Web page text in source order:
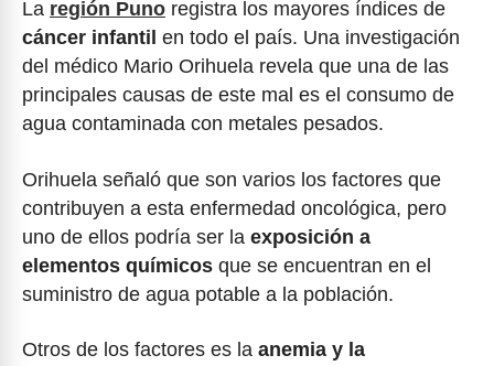
La región Puno registra los mayores índices de
cáncer infantil en todo el país. Una investigación
del médico Mario Orihuela revela que una de las
principales causas de este mal es el consumo de
agua contaminada con metales pesados.
Orihuela señaló que son varios los factores que
contribuyen a esta enfermedad oncológica, pero
uno de ellos podría ser la exposición a
elementos químicos que se encuentran en el
suministro de agua potable a la población.
Otros de los factores es la anemia y la